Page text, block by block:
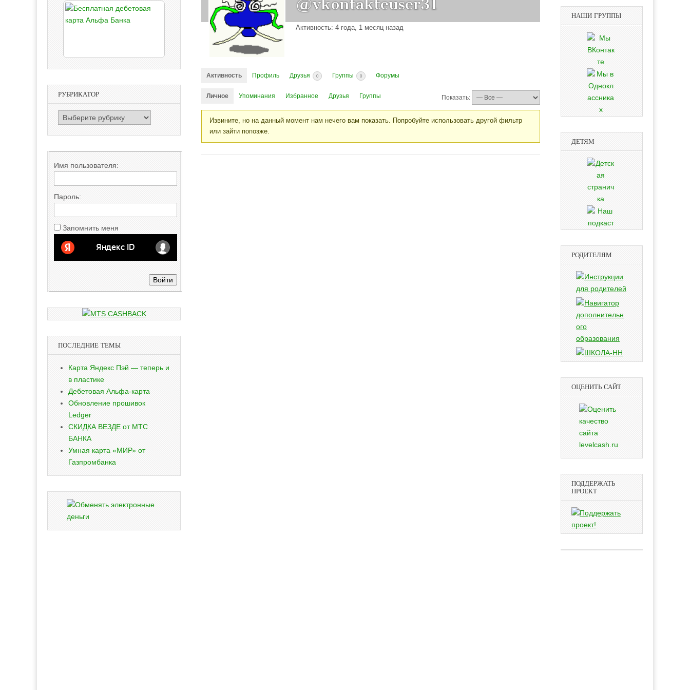
@vkontakteuser31
Активность: 4 года, 1 месяц назад
Активность Профиль Друзья 0 Группы 0 Форумы
Личное Упоминания Избранное Друзья Группы Показать:
Извините, но на данный момент нам нечего вам показать. Попробуйте использовать другой фильтр
или зайти попозже.
РУБРИКАТОР
РУБРИКАТОР
Имя пользователя:
Пароль:
Запомнить меня
Войти
ПОСЛЕДНИЕ ТЕМЫ
Карта Яндекс Пэй — теперь и
в пластике
Дебетовая Альфа-карта
Обновление прошивок
Ledger
СКИДКА ВЕЗДЕ от МТС
БАНКА
Умная карта «МИР» от
Газпромбанка
НАШИ ГРУППЫ
ДЕТЯМ
РОДИТЕЛЯМ
ОЦЕНИТЬ САЙТ
ПОДДЕРЖАТЬ
ПРОЕКТ